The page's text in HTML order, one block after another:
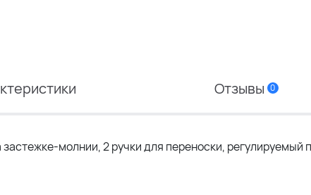
Отзывы 0
молнии, 2 ручки для переноски, регулируемый